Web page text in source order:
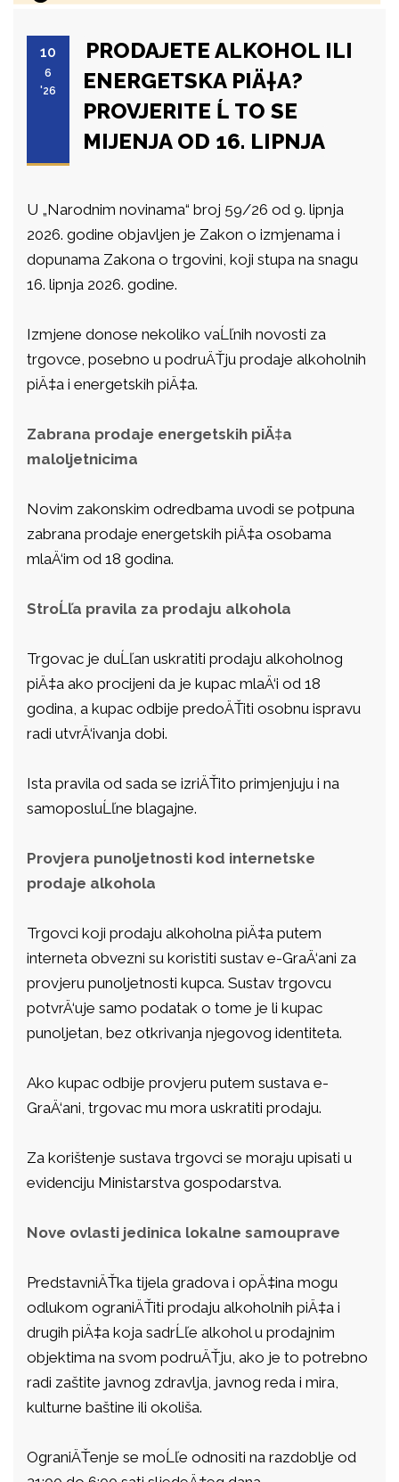
10
6
'26
PRODAJETE ALKOHOL ILI
ENERGETSKA PIÄ†A?
PROVJERITE Ĺ TO SE
MIJENJA OD 16. LIPNJA
U „Narodnim novinama“ broj 59/26 od 9. lipnja
2026. godine objavljen je Zakon o izmjenama i
dopunama Zakona o trgovini, koji stupa na snagu
16. lipnja 2026. godine.
Izmjene donose nekoliko vaĹľnih novosti za
trgovce, posebno u podruÄŤju prodaje alkoholnih
piÄ‡a i energetskih piÄ‡a.
Zabrana prodaje energetskih piÄ‡a
maloljetnicima
Novim zakonskim odredbama uvodi se potpuna
zabrana prodaje energetskih piÄ‡a osobama
mlaÄ‘im od 18 godina.
StroĹľa pravila za prodaju alkohola
Trgovac je duĹľan uskratiti prodaju alkoholnog
piÄ‡a ako procijeni da je kupac mlaÄ‘i od 18
godina, a kupac odbije predoÄŤiti osobnu ispravu
radi utvrÄ‘ivanja dobi.
Ista pravila od sada se izriÄŤito primjenjuju i na
samoposluĹľne blagajne.
Provjera punoljetnosti kod internetske
prodaje alkohola
Trgovci koji prodaju alkoholna piÄ‡a putem
interneta obvezni su koristiti sustav e-GraÄ‘ani za
provjeru punoljetnosti kupca. Sustav trgovcu
potvrÄ‘uje samo podatak o tome je li kupac
punoljetan, bez otkrivanja njegovog identiteta.
Ako kupac odbije provjeru putem sustava e-
GraÄ‘ani, trgovac mu mora uskratiti prodaju.
Za korištenje sustava trgovci se moraju upisati u
evidenciju Ministarstva gospodarstva.
Nove ovlasti jedinica lokalne samouprave
PredstavniÄŤka tijela gradova i opÄ‡ina mogu
odlukom ograniÄŤiti prodaju alkoholnih piÄ‡a i
drugih piÄ‡a koja sadrĹľe alkohol u prodajnim
objektima na svom podruÄŤju, ako je to potrebno
radi zaštite javnog zdravlja, javnog reda i mira,
kulturne baštine ili okoliša.
OgraniÄŤenje se moĹľe odnositi na razdoblje od